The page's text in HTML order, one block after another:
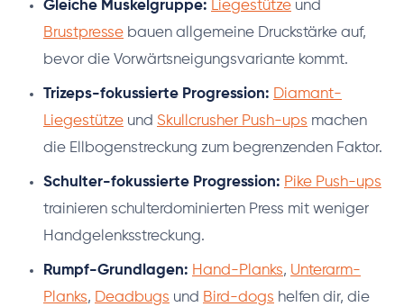
Gleiche Muskelgruppe: Liegestütze und
Brustpresse bauen allgemeine Druckstärke auf,
bevor die Vorwärtsneigungsvariante kommt.
Trizeps-fokussierte Progression: Diamant-
Liegestütze und Skullcrusher Push-ups machen
die Ellbogenstreckung zum begrenzenden Faktor.
Schulter-fokussierte Progression: Pike Push-ups
trainieren schulterdominierten Press mit weniger
Handgelenksstreckung.
Rumpf-Grundlagen: Hand-Planks, Unterarm-
Planks, Deadbugs und Bird-dogs helfen dir, die